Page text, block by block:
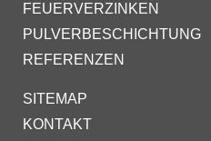
FEUERVERZINKEN
PULVERBESCHICHTUNG
REFERENZEN
SITEMAP
KONTAKT